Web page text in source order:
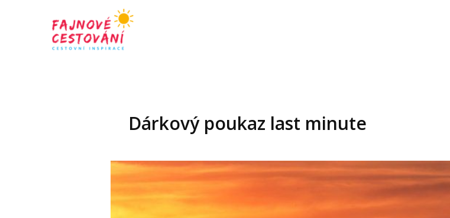
Dárkový poukaz last minute